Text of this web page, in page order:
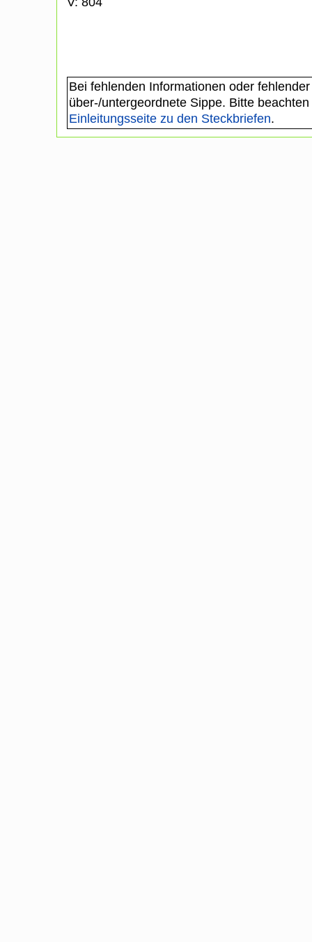
Bei fehlenden Informationen oder
über-/untergeordnete Sippe. Bitte
Einleitungsseite zu den Steckbriefen.